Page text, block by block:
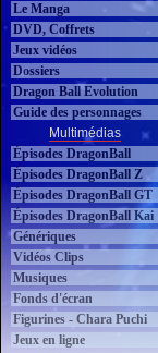
Le Manga
DVD, Coffrets
Jeux vidéos
Dossiers
Dragon Ball Evolution
Guide des personnages
Multimédias
Épisodes DragonBall
Épisodes DragonBall Z
Épisodes DragonBall GT
Épisodes DragonBall Kai
Génériques
Vidéos Clips
Musiques
Fonds d'écran
Figurines - Chara Puchi
Jeux en ligne